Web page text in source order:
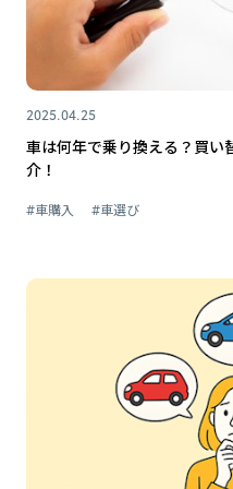
2025.04.25
車は何年で乗り換える？買い
介！
#車購入 #車選び